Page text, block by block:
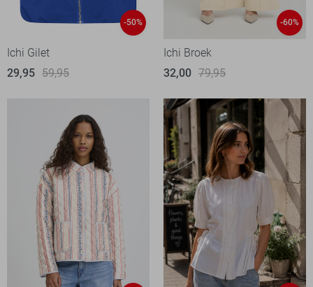
-50%
Ichi Gilet
29,95 59,95
-60%
Ichi Broek
32,00 79,95